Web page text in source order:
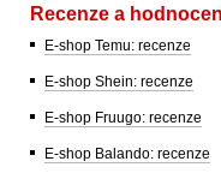
Recenze a
E-shop Temu: recenze
E-shop Shein: recenze
E-shop Fruugo: recenze
E-shop Balando: recenze